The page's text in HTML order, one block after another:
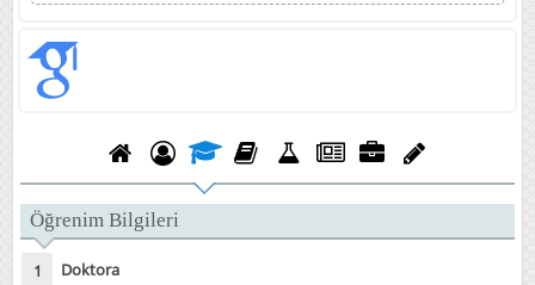
Öğrenim Bilgileri
Doktora